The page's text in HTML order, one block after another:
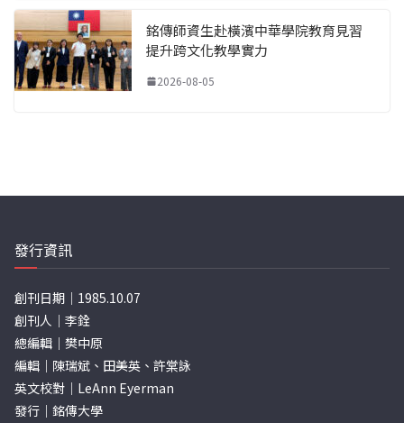
銘傳師資生赴橫濱中華學院教育見習
提升跨文化教學實力
2026-08-05
發行資訊
創刊日期｜1985.10.07
創刊人｜李銓
總編輯｜樊中原
編輯｜陳瑞斌、田美英、許棠詠
英文校對｜LeAnn Eyerman
發行｜銘傳大學